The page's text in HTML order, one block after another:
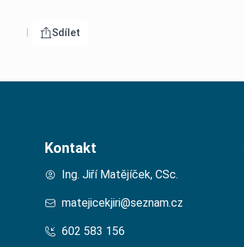
Otevřít menu pro
Sdílet
Kontakt
Ing. Jiří Matějíček, CSc.
matejicekjiri@seznam.cz
602 583 156